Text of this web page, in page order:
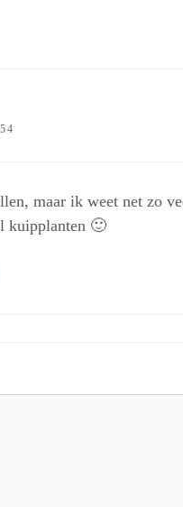
maar ik weet net zo
kuipplanten 🙂